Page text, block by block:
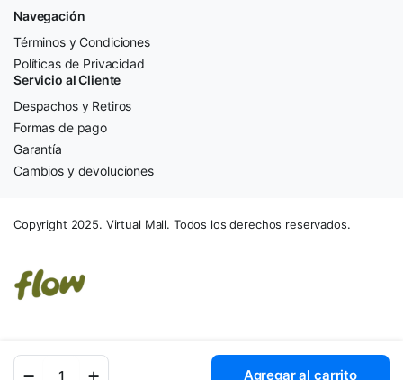
Agregar al carrito
Navegación
Términos y Condiciones
Políticas de Privacidad
Servicio al Cliente
Despachos y Retiros
Formas de pago
Garantía
Cambios y devoluciones
Copyright 2025. Virtual Mall. Todos los derechos reservados.